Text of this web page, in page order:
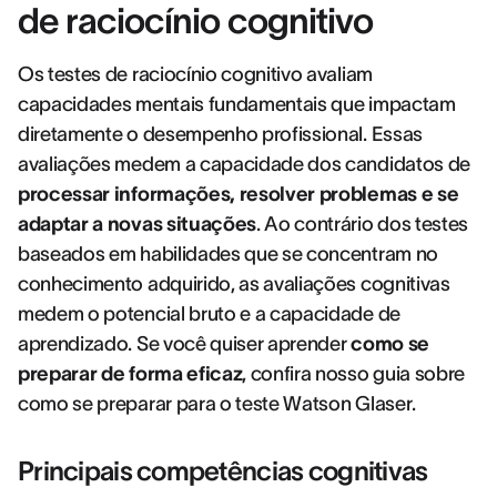
de raciocínio cognitivo
Os testes de raciocínio cognitivo avaliam
capacidades mentais fundamentais que impactam
diretamente o desempenho profissional. Essas
avaliações medem a capacidade dos candidatos de
processar informações, resolver problemas e se
adaptar a novas situações. Ao contrário dos testes
baseados em habilidades que se concentram no
conhecimento adquirido, as avaliações cognitivas
medem o potencial bruto e a capacidade de
aprendizado. Se você quiser aprendercomo se
preparar de forma eficaz, confira nosso guia sobre
como se preparar para o teste Watson Glaser.
Principais competências cognitivas